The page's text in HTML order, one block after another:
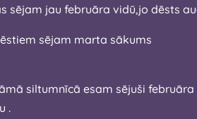
sējam jau februāra vidū,jo dēsts
sējam marta sākums
siltumnīcā esam sējuši
.